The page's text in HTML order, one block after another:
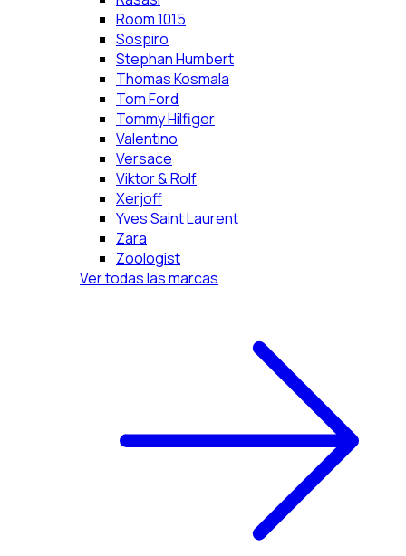
Room 1015
Sospiro
Stephan Humbert
Thomas Kosmala
Tom Ford
Tommy Hilfiger
Valentino
Versace
Viktor & Rolf
Xerjoff
Yves Saint Laurent
Zara
Zoologist
Ver todas las marcas